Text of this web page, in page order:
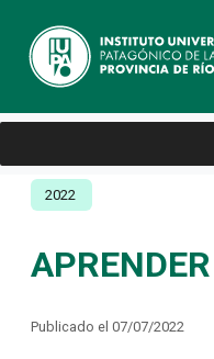
2022
Publicado el 07/07/2022